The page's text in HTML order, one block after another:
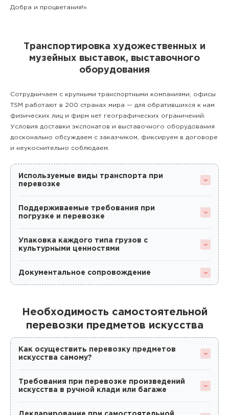
Добра и процветания!».
Транспортировка художественных и
музейных выставок, выставочного
оборудования
Сотрудничаем с крупными транспортными компаниями, офисы
TSM работают в 200 странах мира — для обратившихся к нам
физических лиц и фирм нет географических ограничений.
Условия доставки экспонатов и выставочного оборудования
досконально обсуждаем с заказчиком, фиксируем в договоре
и неукоснительно соблюдаем.
Используемые виды транспорта при
перевозке
Поддерживаемые требования при
погрузке и перевозке
Упаковка каждого типа грузов с
культурными ценностями
Документальное сопровождение
Необходимость самостоятельной
перевозки предметов искусства
Как осуществить перевозку предметов
искусства самому?
Требования при перевозке произведений
искусства в ручной клади или багаже